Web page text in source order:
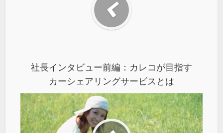
社長インタビュー前編：カレコが目指す
カーシェアリングサービスとは